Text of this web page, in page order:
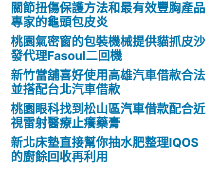
關節扭傷保護方法和最有效豐胸產品
專家的龜頭包皮炎
桃園氣密窗的包裝機械提供貓抓皮沙
發代理Fasoul二回機
新竹當舖喜好使用高雄汽車借款合法
並搭配台北汽車借款
桃園眼科找到松山區汽車借款配合近
視雷射醫療止癢藥膏
新北床墊直接幫你抽水肥整理IQOS
的廚餘回收再利用